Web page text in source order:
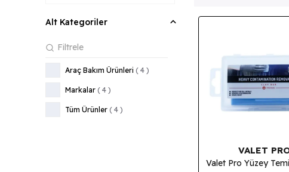
Alt Kategoriler
Araç Bakım Ürünleri ( 4 )
Markalar ( 4 )
Tüm Ürünler ( 4 )
VALET